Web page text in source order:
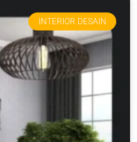
INTERIOR DESAIN